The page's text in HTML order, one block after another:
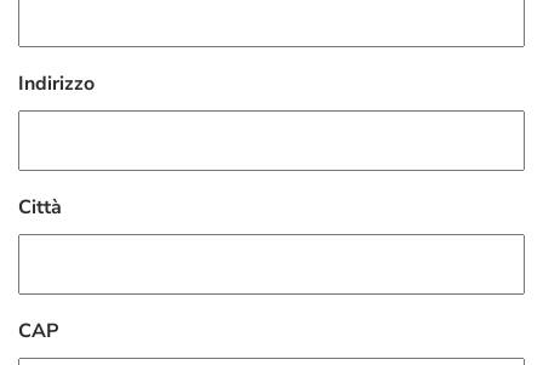
Indirizzo
Città
CAP